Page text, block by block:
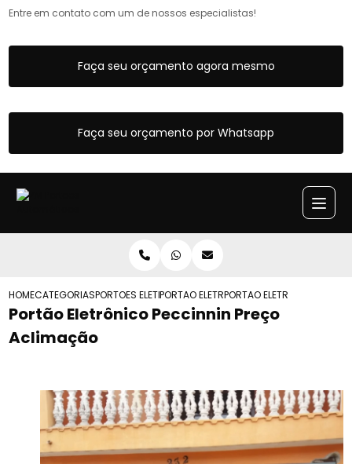
Entre em contato com um de nossos especialistas!
Faça seu orçamento agora mesmo
Faça seu orçamento por Whatsapp
HOMECATEGORIASPORTOES ELETRONICOSPORTAO ELETRONICO DE CORRER DUPLO
PORTAO ELETRONICO
Portão Eletrônico Peccinnin Preço
Aclimação